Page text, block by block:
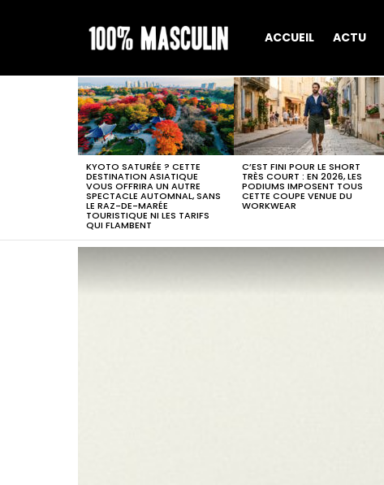
ACCUEIL ACTU
MOST
VIEWED
STORIES
KYOTO SATURÉE ? CETTE
DESTINATION ASIATIQUE
VOUS OFFRIRA UN AUTRE
SPECTACLE AUTOMNAL, SANS
LE RAZ-DE-MARÉE
TOURISTIQUE NI LES TARIFS
QUI FLAMBENT
C’EST FINI POUR LE SHORT
TRÈS COURT : EN 2026, LES
PODIUMS IMPOSENT TOUS
CETTE COUPE VENUE DU
WORKWEAR